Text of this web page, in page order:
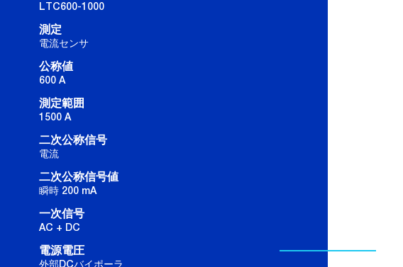
LTC600-1000
測定
電流センサ
公称値
600 A
測定範囲
1500 A
二次公称信号
電流
二次公称信号値
瞬時 200 mA
一次信号
AC + DC
電源電圧
外部DCバイポーラ